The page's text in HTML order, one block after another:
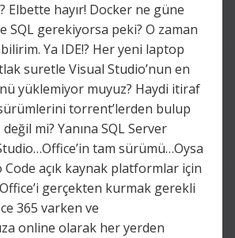
Elbette hayır! Docker ne güne
SQL gerekiyorsa peki? O zaman
Ya IDE!? Her yeni laptop
suretle Visual Studio’nun en
yüklemiyor muyuz? Haydi itiraf
torrent’lerden bulup
mi? Yanına SQL Server
tam sürümü…Oysa
Code açık kaynak platformlar için
gerçekten kurmak gerekli
365 varken ve
online olarak her yerden